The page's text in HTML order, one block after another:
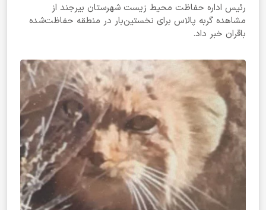
رئیس اداره حفاظت محیط زیست شهرستان بیرجند از
مشاهده گربه پالاس برای نخستین‌بار در منطقه حفاظت‌شده
باقران خبر داد.